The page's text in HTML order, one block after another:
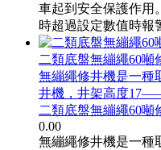
車起到安全保護作用
時超過設定數值時報
二類底盤無繃繩60噸
無繃繩修井機是一種
井機，井架高度
二類底盤無繃繩60噸
0.00
無繃繩修井機是一種